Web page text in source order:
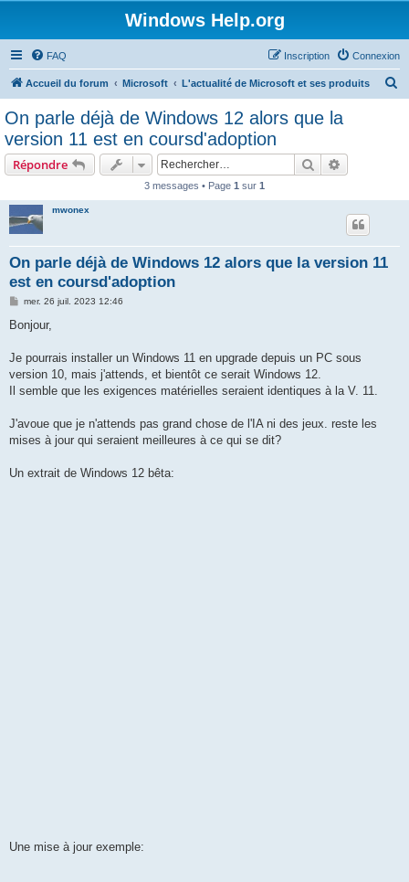
Windows Help.org
FAQ Connexion
Inscription
Accueil du forum Microsoft L'actualité de Microsoft et ses produits
On parle déjà de Windows 12 alors que la
version 11 est en coursd'adoption
Répondre Rechercher
3 messages • Page 1 sur 1
mwonex
On parle déjà de Windows 12 alors que la version 11
est en coursd'adoption
M
s
g
mer. 26 juil. 2023 12:46
Bonjour,
Je pourrais installer un Windows 11 en upgrade depuis un PC sous
version 10, mais j'attends, et bientôt ce serait Windows 12.
Il semble que les exigences matérielles seraient identiques à la V. 11.
J'avoue que je n'attends pas grand chose de l'IA ni des jeux. reste les
mises à jour qui seraient meilleures à ce qui se dit?
Un extrait de Windows 12 bêta:
Une mise à jour exemple: